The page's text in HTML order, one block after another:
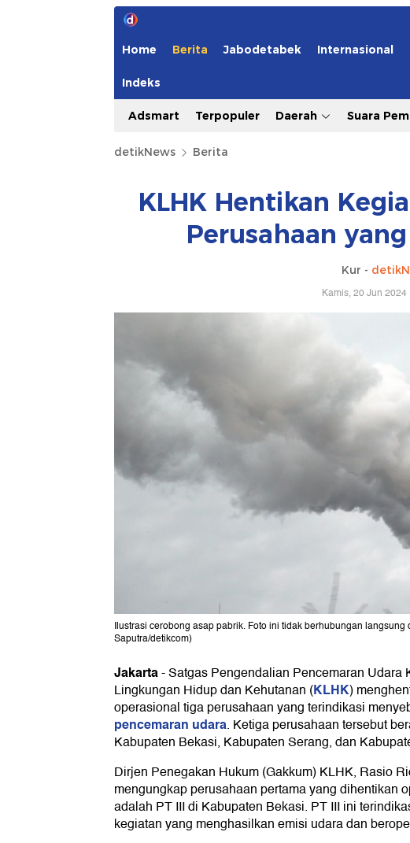
Home Berita Jabodetabek Internasional
Indeks
Adsmart Terpopuler Daerah Suara
detikNews Berita
KLHK Hentikan
Perusahaan
Kur -
Kamis, 20 Jun 2024
Ilustrasi cerobong asap pabrik. Foto ini tidak berhubungan
Saputra/detikcom)
Jakarta-Satgas Pengendalian Pencemaran Udara
Lingkungan Hidup dan Kehutanan (KLHK)
operasional tiga perusahaan yang terindikasi
pencemaran udara. Ketiga perusahaan tersebut
Kabupaten Bekasi, Kabupaten Serang, dan
Dirjen Penegakan Hukum (Gakkum) KLHK, Rasio
mengungkap perusahaan pertama yang dihentikan
adalah PT III di Kabupaten Bekasi. PT III ini
kegiatan yang menghasilkan emisi udara dan